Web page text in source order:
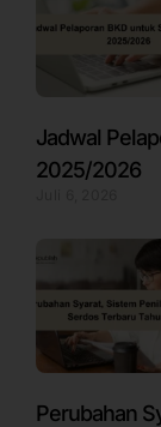
Jadwal
2025/2026
Perubahan